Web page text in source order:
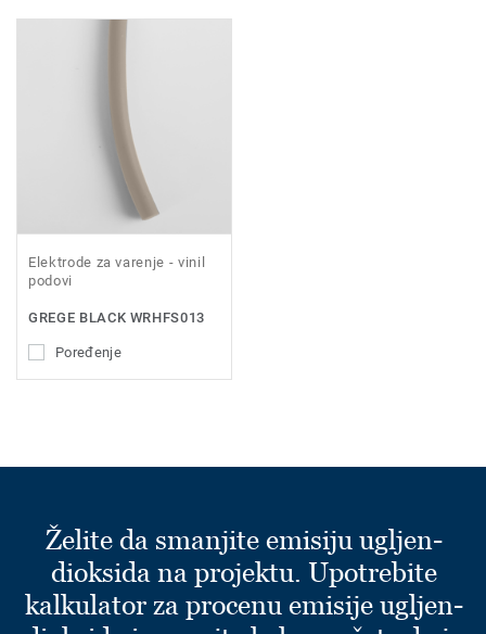
Elektrode za varenje - vinil
podovi
GREGE BLACK WRHFS013
Poređenje
Želite da smanjite emisiju ugljen-
dioksida na projektu. Upotrebite
kalkulator za procenu emisije ugljen-